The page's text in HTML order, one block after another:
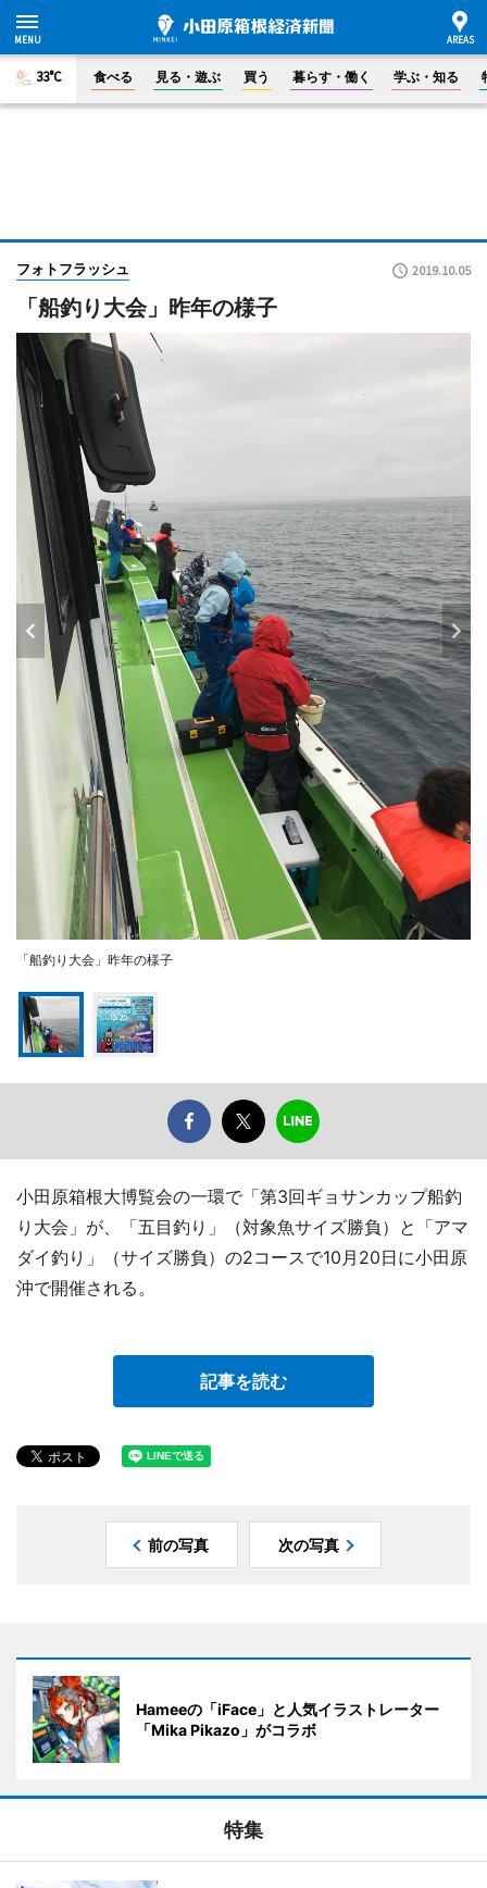
33°C 食べる 見る・遊ぶ 買う 暮らす・働く 学ぶ・知る
フォトフラッシュ 2019.10.05
「船釣り大会」昨年の様子
「船釣り大会」昨年の様子
小田原箱根大博覧会の一環で「第3回ギョサンカップ船釣
り大会」が、「五目釣り」（対象魚サイズ勝負）と「アマ
ダイ釣り」（サイズ勝負）の2コースで10月20日に小田原
沖で開催される。
記事を読む
前の写真 次の写真
Hameeの「iFace」と人気イラストレーター
「Mika Pikazo」がコラボ
特集